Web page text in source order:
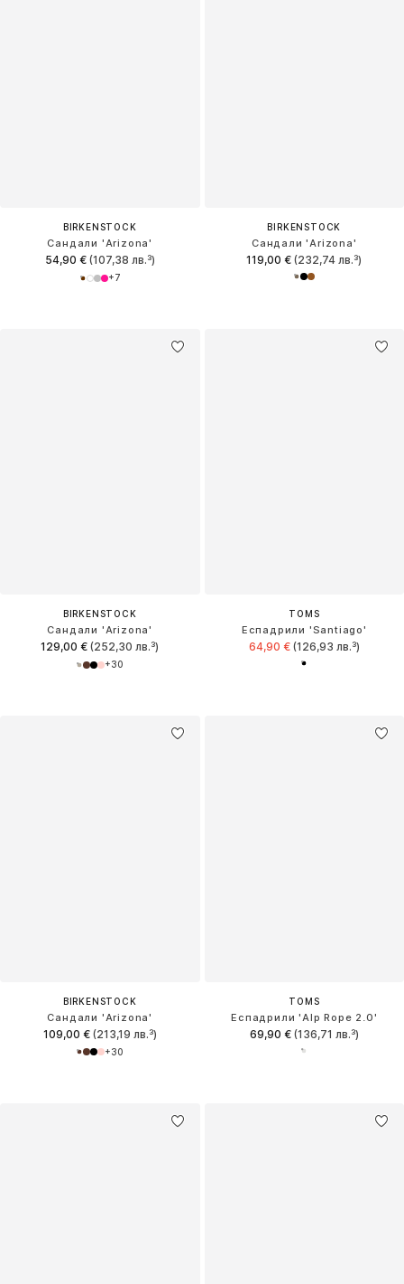
BIRKENSTOCK
Сандали 'Arizona'
54,90 €(107,38 лв.³)
+7
BIRKENSTOCK
Сандали 'Arizona'
119,00 € (232,74 лв.³)
BIRKENSTOCK
Сандали 'Arizona'
129,00 € (252,30 лв.³)
+30
TOMS
Еспадрили 'Santiago'
64,90 €(126,93 лв.³)
BIRKENSTOCK
Сандали 'Arizona'
109,00 €(213,19 лв.³)
+30
TOMS
Еспадрили 'Alp Rope 2.0'
69,90 €(136,71 лв.³)